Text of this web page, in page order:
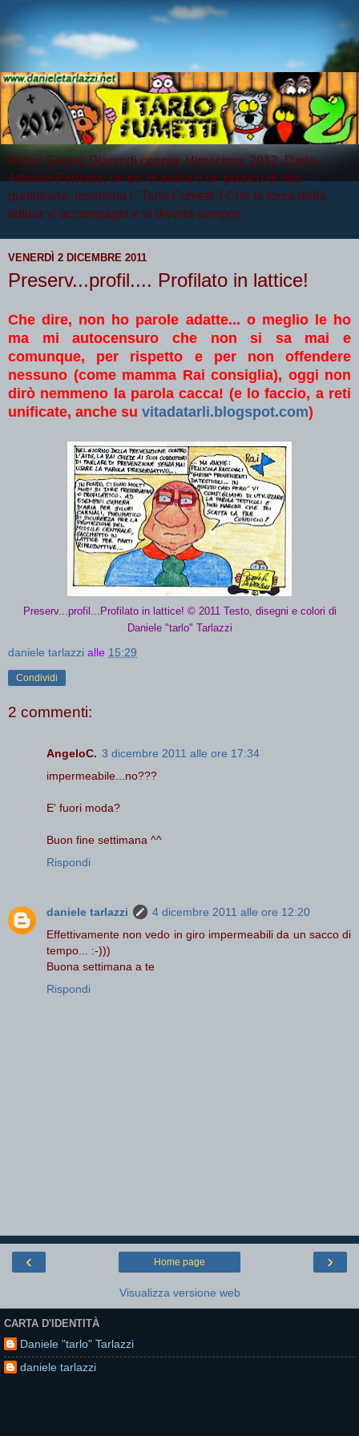
Arthur Serpis, Diario di coppia, Hiroscima, 2012, Darla
Artrosia Perhaps, un po' di satira e un pizzico di vita
quotidiana: insomma i "Tarlo Fumetti"! Che la forza della
lettura vi accompagni e vi diverta sempre.
VENERDÌ 2 DICEMBRE 2011
Preserv...profil.... Profilato in lattice!
Che dire, non ho parole adatte... o meglio le ho
ma mi autocensuro che non si sa mai e
comunque, per rispetto e per non offendere
nessuno (come mamma Rai consiglia), oggi non
dirò nemmeno la parola cacca! (e lo faccio, a reti
unificate, anche su vitadatarli.blogspot.com)
Preserv...profil...Profilato in lattice! © 2011 Testo, disegni e colori di
Daniele "tarlo" Tarlazzi
daniele tarlazzi alle 15:29
Condividi
2 commenti:
AngeloC. 3 dicembre 2011 alle ore 17:34
impermeabile...no???
E' fuori moda?
Buon fine settimana ^^
Rispondi
daniele tarlazzi
4 dicembre 2011 alle ore 12:20
Effettivamente non vedo in giro impermeabili da un sacco di
tempo... :-)))
Buona settimana a te
Rispondi
‹ ›
Home page
Visualizza versione web
CARTA D'IDENTITÀ
Daniele "tarlo" Tarlazzi
daniele tarlazzi